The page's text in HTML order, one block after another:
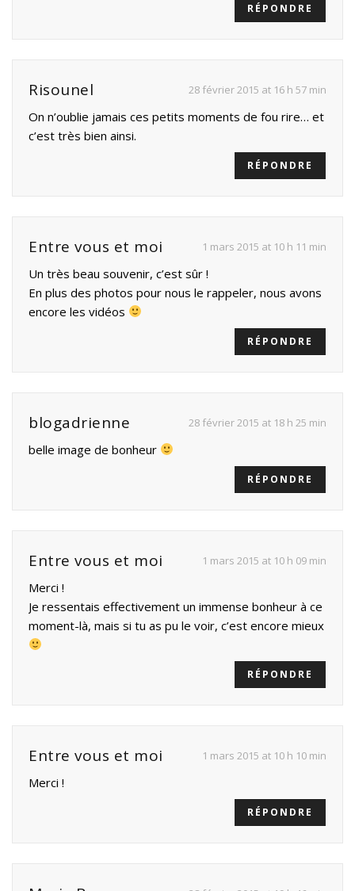
RÉPONDRE
Risounel 28 février 2015 at 16 h 57 min
On n’oublie jamais ces petits moments de fou rire… et
c’est très bien ainsi.
RÉPONDRE
Entre vous et moi 1 mars 2015 at 10 h 11 min
Un très beau souvenir, c’est sûr !
En plus des photos pour nous le rappeler, nous avons
encore les vidéos
RÉPONDRE
blogadrienne 28 février 2015 at 18 h 25 min
belle image de bonheur
RÉPONDRE
Entre vous et moi 1 mars 2015 at 10 h 09 min
Merci !
Je ressentais effectivement un immense bonheur à ce
moment-là, mais si tu as pu le voir, c’est encore mieux
RÉPONDRE
Entre vous et moi 1 mars 2015 at 10 h 10 min
Merci !
RÉPONDRE